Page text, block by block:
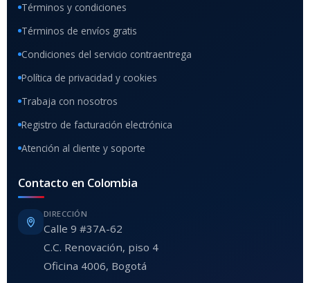
Términos y condiciones
Términos de envíos gratis
Condiciones del servicio contraentrega
Política de privacidad y cookies
Trabaja con nosotros
Registro de facturación electrónica
Atención al cliente y soporte
Contacto en Colombia
DIRECCIÓN
Calle 9 #37A-62
C.C. Renovación, piso 4
Oficina 4006, Bogotá